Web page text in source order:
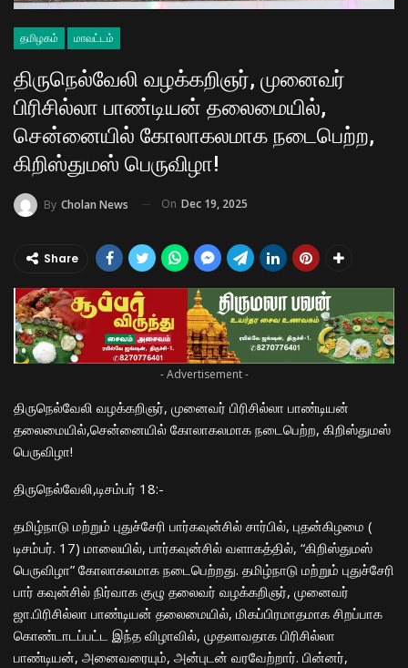
தமிழகம் மாவட்டம்
திருநெல்வேலி வழக்கறிஞர், முனைவர்
பிரிசில்லா பாண்டியன் தலைமையில்,
சென்னையில் கோலாகலமாக நடைபெற்ற,
கிறிஸ்துமஸ் பெருவிழா!
By Cholan News On Dec 19, 2025
Share
- Advertisement -
திருநெல்வேலி வழக்கறிஞர், முனைவர் பிரிசில்லா பாண்டியன்
தலைமையில்,சென்னையில் கோலாகலமாக நடைபெற்ற, கிறிஸ்துமஸ்
பெருவிழா!
திருநெல்வேலி,டிசம்பர் 18:-
தமிழ்நாடு மற்றும் புதுச்சேரி பார்கவுன்சில் சார்பில், புதன்கிழமை (
டிசம்பர். 17) மாலையில், பார்கவுன்சில் வளாகத்தில், “கிறிஸ்துமஸ்
பெருவிழா” கோலாகலமாக நடைபெற்றது. தமிழ்நாடு மற்றும் புதுச்சேரி
பார் கவுன்சில் நிர்வாக குழு தலைவர் வழக்கறிஞர், முனைவர்
ஜா.பிரிசில்லா பாண்டியன் தலைமையில், மிகப்பிரமாதமாக சிறப்பாக
கொண்டாடப்பட்ட இந்த விழாவில், முதலாவதாக பிரிசில்லா
பாண்டியன், அனைவரையும், அன்புடன் வரவேற்றார். பின்னர்,